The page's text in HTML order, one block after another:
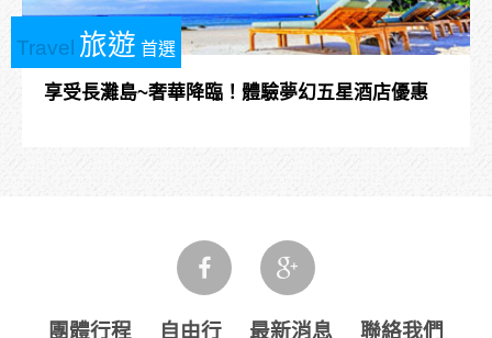
Travel 旅遊 首選
享受長灘島~奢華降臨！體驗夢幻五星酒店優惠
團體行程 自由行 最新消息 聯絡我們